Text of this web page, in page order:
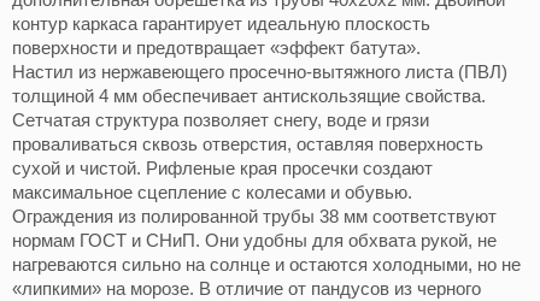
контур каркаса гарантирует идеальную плоскость
поверхности и предотвращает «эффект батута».
Настил из нержавеющего просечно-вытяжного листа (ПВЛ)
толщиной 4 мм обеспечивает антискользящие свойства.
Сетчатая структура позволяет снегу, воде и грязи
проваливаться сквозь отверстия, оставляя поверхность
сухой и чистой. Рифленые края просечки создают
максимальное сцепление с колесами и обувью.
Ограждения из полированной трубы 38 мм соответствуют
нормам ГОСТ и СНиП. Они удобны для обхвата рукой, не
нагреваются сильно на солнце и остаются холодными, но не
«липкими» на морозе. В отличие от пандусов из черного